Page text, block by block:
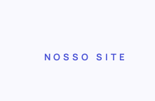
NOSSO SITE